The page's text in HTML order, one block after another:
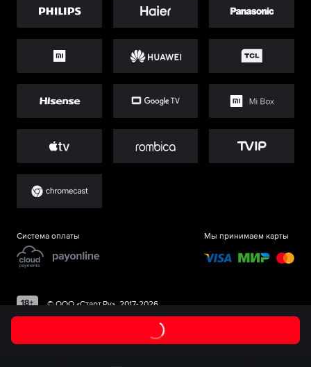
Система оплаты Мы принимаем карты
©ООО «Старт.Ру», 2017-2026